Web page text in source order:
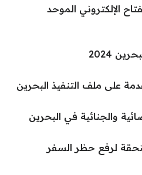
الإلكتروني الموحد
2024
على ملف التنفيذ البحرين
والجنائية في البحرين
لرفع حظر السفر